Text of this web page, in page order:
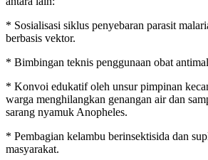
* Sosialisasi siklus penyebaran parasit
berbasis vektor.
* Bimbingan teknis penggunaan obat
* Konvoi edukatif oleh unsur pimpinan
warga menghilangkan genangan air dan
sarang nyamuk Anopheles.
* Pembagian kelambu berinsektisida dan
masyarakat.